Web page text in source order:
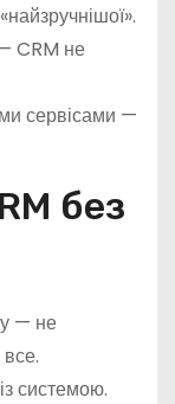
CRM не
сервісами —
без
— не
системою.